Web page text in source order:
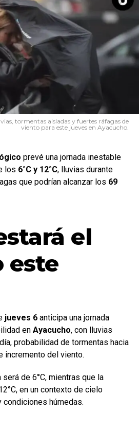
tormentas aisladas y fuertes ráfagas de
viento para este jueves en Ayacucho.
prevé una jornada inestable
los 6°C y 12°C, lluvias durante
que podrían alcanzar los 69
el
este
jueves 6 anticipa una jornada
en Ayacucho, con lluvias
probabilidad de tormentas hacia
incremento del viento.
de 6°C, mientras que la
en un contexto de cielo
húmedas.